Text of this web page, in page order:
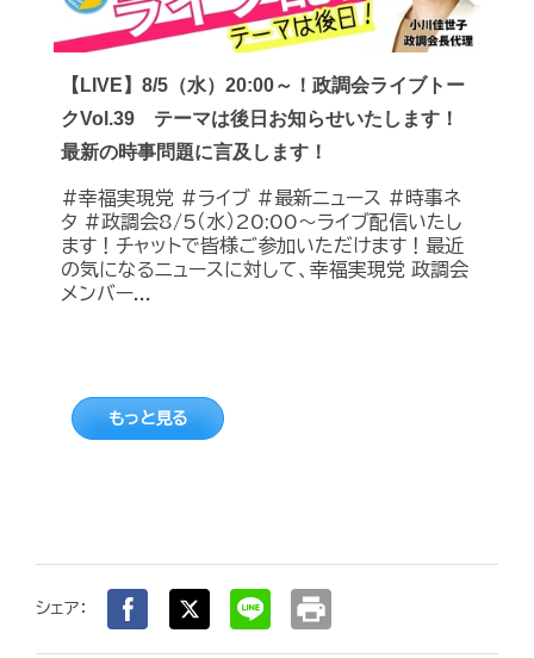
【LIVE】8/5（水）20:00～！政調会ライブトー
クVol.39 テーマは後日お知らせいたします！
最新の時事問題に言及します！
#幸福実現党 #ライブ #最新ニュース #時事ネ
タ #政調会8/5（水）20:00～ライブ配信いたし
ます！チャットで皆様ご参加いただけます！最近
の気になるニュースに対して、幸福実現党 政調会
メンバー...
もっと見る
シェア： print